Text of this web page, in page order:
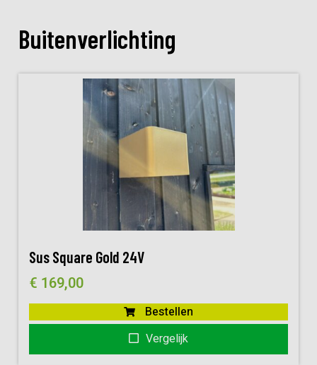
Buitenverlichting
Sus Square Gold 24V
€ 169,00
Bestellen
Vergelijk